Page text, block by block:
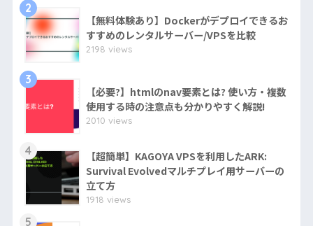
2
【無料体験あり】Dockerがデプロイできるお
すすめのレンタルサーバー/VPSを比較
2198 views
3
【必要?】htmlのnav要素とは? 使い方・複数
使用する時の注意点も分かりやすく解説!
2010 views
4
【超簡単】KAGOYA VPSを利用したARK:
Survival Evolvedマルチプレイ用サーバーの
立て方
1918 views
5